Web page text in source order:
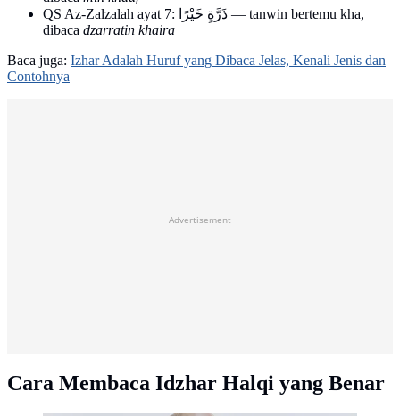
QS Az-Zalzalah ayat 7: ذَرَّةٍ خَيْرًا — tanwin bertemu kha,
dibaca dzarratin khaira
Baca juga: Izhar Adalah Huruf yang Dibaca Jelas, Kenali Jenis dan
Contohnya
Advertisement
Cara Membaca Idzhar Halqi yang Benar